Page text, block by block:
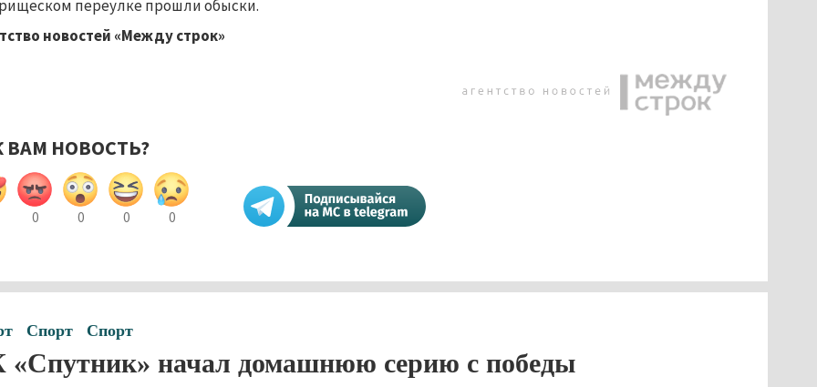
переулке прошли обыски.
новостей «Между строк»
ВАМ НОВОСТЬ?
0 0 0 0
Спорт Спорт
«Спутник» начал домашнюю серию с победы